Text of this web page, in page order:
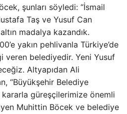
şunları söyledi: “İsmail
Taş ve Yusuf Can
madalya kazandık.
yakın pehlivanla Türkiye’de
veren belediyedir. Yeni Yusuf
Altyapıdan Ali
“Büyükşehir Belediye
kararla güreşçilerimize önemli
Muhittin Böcek ve belediye